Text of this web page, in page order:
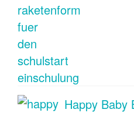
Happy Baby